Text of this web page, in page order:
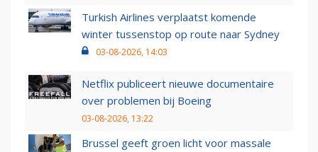
Turkish Airlines verplaatst komende
winter tussenstop op route naar Sydney
03-08-2026, 14:03
Netflix publiceert nieuwe documentaire
over problemen bij Boeing
03-08-2026, 13:22
Brussel geeft groen licht voor massale